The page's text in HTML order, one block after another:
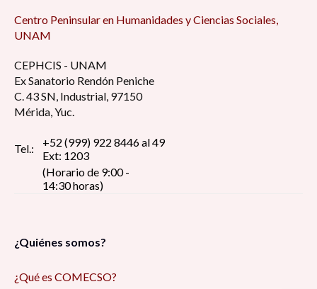
Centro Peninsular en Humanidades y Ciencias Sociales,
UNAM
CEPHCIS - UNAM
Ex Sanatorio Rendón Peniche
C. 43 SN, Industrial, 97150
Mérida, Yuc.
Tel.:
+52 (999) 922 8446 al 49
Ext: 1203
(Horario de 9:00 -
14:30 horas)
¿Quiénes somos?
¿Qué es COMECSO?